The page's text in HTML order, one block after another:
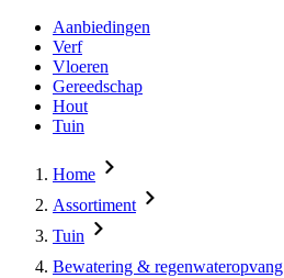
Aanbiedingen
Verf
Vloeren
Gereedschap
Hout
Tuin
Home
Assortiment
Tuin
Bewatering & regenwateropvang